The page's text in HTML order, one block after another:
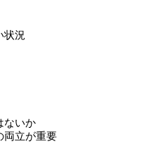
状況
ないか
両立が重要